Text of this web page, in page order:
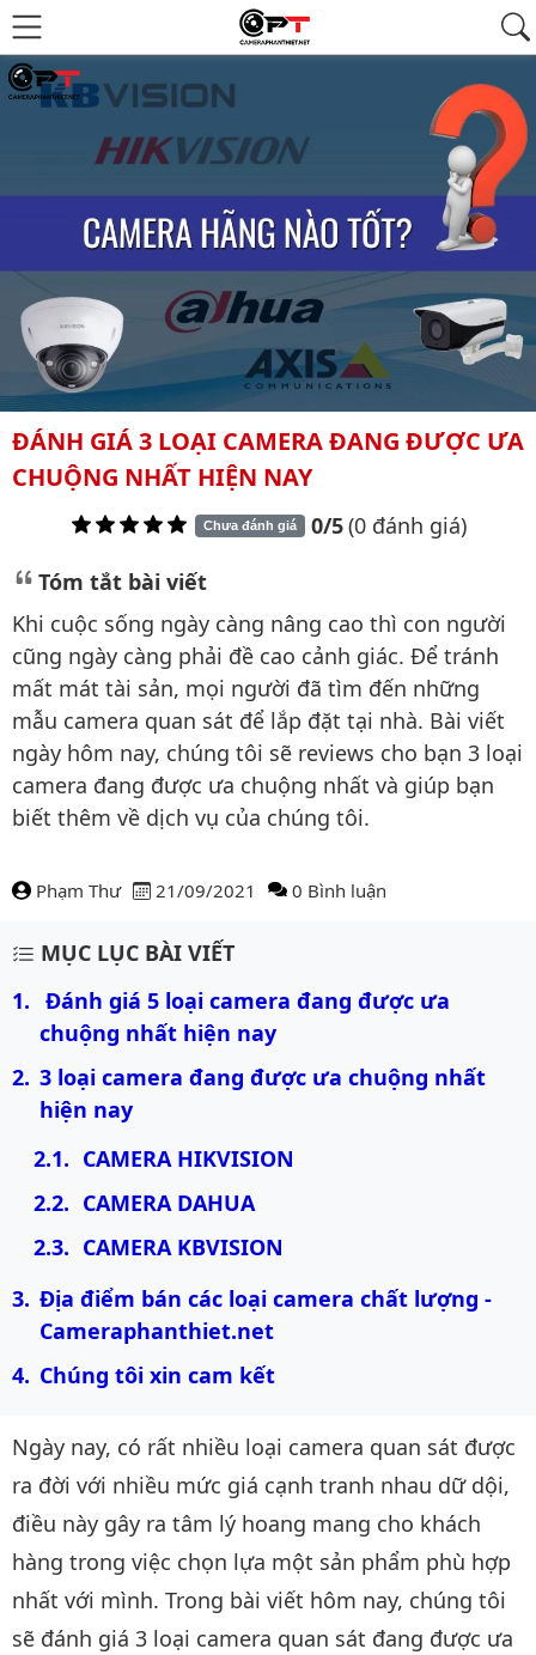
ĐÁNH GIÁ 3 LOẠI CAMERA ĐANG ĐƯỢC ƯA
CHUỘNG NHẤT HIỆN NAY
Chưa đánh giá 0/5(0 đánh giá)
Tóm tắt bài viết
Khi cuộc sống ngày càng nâng cao thì con người
cũng ngày càng phải đề cao cảnh giác. Để tránh
mất mát tài sản, mọi người đã tìm đến những
mẫu camera quan sát để lắp đặt tại nhà. Bài viết
ngày hôm nay, chúng tôi sẽ reviews cho bạn 3 loại
camera đang được ưa chuộng nhất và giúp bạn
biết thêm về dịch vụ của chúng tôi.
Phạm Thư 21/09/2021 0 Bình luận
Nội dung bài viết
MỤC LỤC BÀI VIẾT
Đánh giá 5 loại camera đang được ưa
chuộng nhất hiện nay
3 loại camera đang được ưa chuộng nhất
hiện nay
CAMERA HIKVISION
CAMERA DAHUA
CAMERA KBVISION
Địa điểm bán các loại camera chất lượng -
Cameraphanthiet.net
Chúng tôi xin cam kết
Ngày nay, có rất nhiều loại camera quan sát được
ra đời với nhiều mức giá cạnh tranh nhau dữ dội,
điều này gây ra tâm lý hoang mang cho khách
hàng trong việc chọn lựa một sản phẩm phù hợp
nhất với mình. Trong bài viết hôm nay, chúng tôi
sẽ đánh giá 3 loại camera quan sát đang được ưa